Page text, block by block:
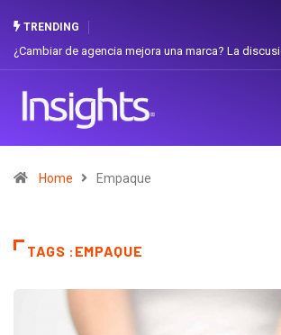
TRENDING
discusión que atraviesa a
Gabriela Herrera y el
Home Empaque
TAGS :EMPAQUE